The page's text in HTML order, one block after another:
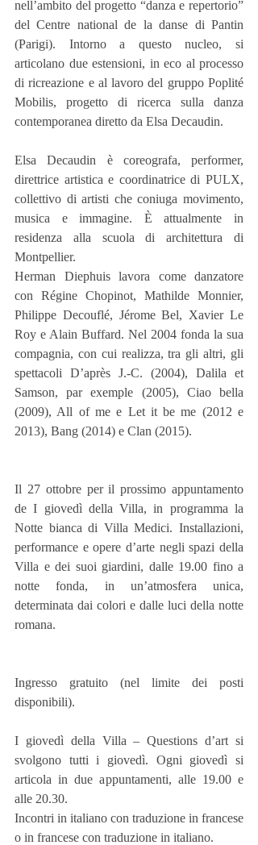
nell’ambito del progetto “danza e repertorio”
del Centre national de la danse di Pantin
(Parigi). Intorno a questo nucleo, si
articolano due estensioni, in eco al processo
di ricreazione e al lavoro del gruppo Poplité
Mobilis, progetto di ricerca sulla danza
contemporanea diretto da Elsa Decaudin.
Elsa Decaudin è coreografa, performer,
direttrice artistica e coordinatrice di PULX,
collettivo di artisti che coniuga movimento,
musica e immagine. È attualmente in
residenza alla scuola di architettura di
Montpellier.
Herman Diephuis lavora come danzatore
con Régine Chopinot, Mathilde Monnier,
Philippe Decouflé, Jérome Bel, Xavier Le
Roy e Alain Buffard. Nel 2004 fonda la sua
compagnia, con cui realizza, tra gli altri, gli
spettacoli D’après J.-C. (2004), Dalila et
Samson, par exemple (2005), Ciao bella
(2009), All of me e Let it be me (2012 e
2013), Bang (2014) e Clan (2015).
Il 27 ottobre per il prossimo appuntamento
de I giovedì della Villa, in programma la
Notte bianca di Villa Medici. Installazioni,
performance e opere d’arte negli spazi della
Villa e dei suoi giardini, dalle 19.00 fino a
notte fonda, in un’atmosfera unica,
determinata dai colori e dalle luci della notte
romana.
Ingresso gratuito (nel limite dei posti
disponibili).
I giovedì della Villa – Questions d’art si
svolgono tutti i giovedì. Ogni giovedì si
articola in due appuntamenti, alle 19.00 e
alle 20.30.
Incontri in italiano con traduzione in francese
o in francese con traduzione in italiano.